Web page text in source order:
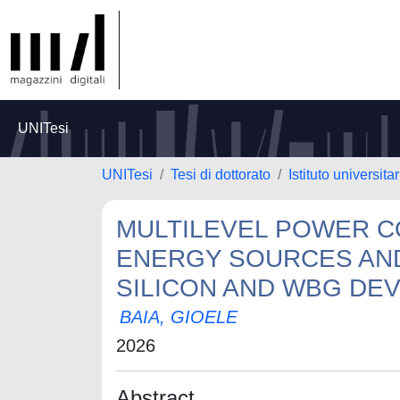
UNITesi
UNITesi Tesi di dottorato Istituto
MULTILEVEL POWER
ENERGY SOURCES
SILICON AND WBG
BAIA, GIOELE
2026